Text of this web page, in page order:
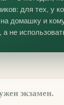
для тех, у
домашку и
а не
экзамен.